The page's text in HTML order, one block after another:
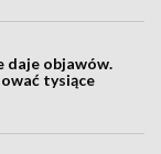
daje objawów.
tysiące